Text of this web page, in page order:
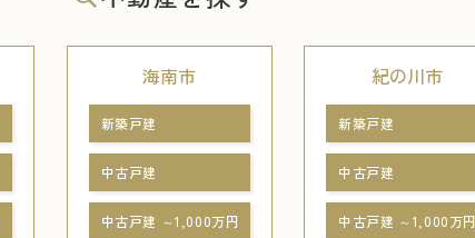
海南市
新築戸建
中古戸建
中古戸建 ～1,000万円
紀の川市
新築戸建
中古戸建
中古戸建 ～1,000万円